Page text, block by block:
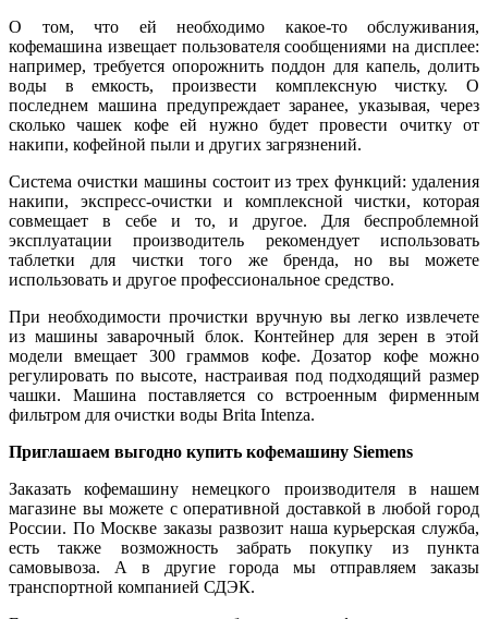
О том, что ей необходимо какое-то обслуживания,
кофемашина извещает пользователя сообщениями на дисплее:
например, требуется опорожнить поддон для капель, долить
воды в емкость, произвести комплексную чистку. О
последнем машина предупреждает заранее, указывая, через
сколько чашек кофе ей нужно будет провести очитку от
накипи, кофейной пыли и других загрязнений.
Система очистки машины состоит из трех функций: удаления
накипи, экспресс-очистки и комплексной чистки, которая
совмещает в себе и то, и другое. Для беспроблемной
эксплуатации производитель рекомендует использовать
таблетки для чистки того же бренда, но вы можете
использовать и другое профессиональное средство.
При необходимости прочистки вручную вы легко извлечете
из машины заварочный блок. Контейнер для зерен в этой
модели вмещает 300 граммов кофе. Дозатор кофе можно
регулировать по высоте, настраивая под подходящий размер
чашки. Машина поставляется со встроенным фирменным
фильтром для очистки воды Brita Intenza.
Приглашаем выгодно купить кофемашину Siemens
Заказать кофемашину немецкого производителя в нашем
магазине вы можете с оперативной доставкой в любой город
России. По Москве заказы развозит наша курьерская служба,
есть также возможность забрать покупку из пункта
самовывоза. А в другие города мы отправляем заказы
транспортной компанией СДЭК.